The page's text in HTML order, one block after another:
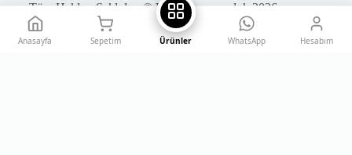
Tüm Hakları Saklıdır. © Vega Kuyumculuk 2026
Anasayfa Sepetim Ürünler WhatsApp Hesabım